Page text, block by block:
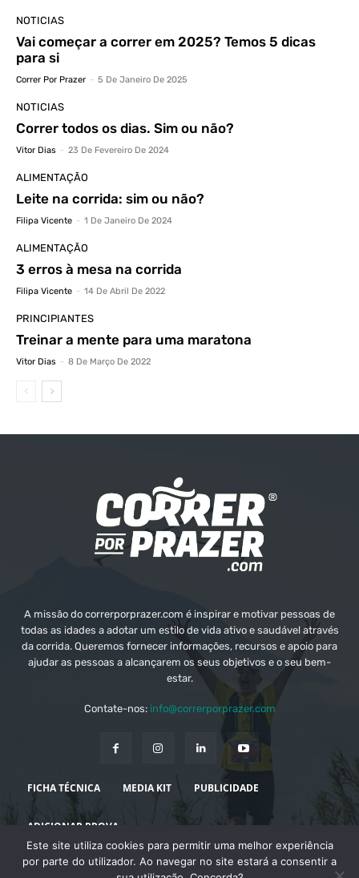
NOTICIAS
Vai começar a correr em 2025? Temos 5 dicas
para si
Correr Por Prazer - 5 De Janeiro De 2025
NOTICIAS
Correr todos os dias. Sim ou não?
Vitor Dias - 23 De Fevereiro De 2024
ALIMENTAÇÃO
Leite na corrida: sim ou não?
Filipa Vicente - 1 De Janeiro De 2024
ALIMENTAÇÃO
3 erros à mesa na corrida
Filipa Vicente - 14 De Abril De 2022
PRINCIPIANTES
Treinar a mente para uma maratona
Vitor Dias - 8 De Março De 2022
A missão do correrporprazer.com é inspirar e motivar pessoas de
todas as idades a adotar um estilo de vida ativo e saudável através
da corrida. Queremos fornecer informações, recursos e apoio para
ajudar as pessoas a alcançarem os seus objetivos e o seu bem-
estar.
Contate-nos: info@correrporprazer.com
FICHA TÉCNICA MEDIA KIT PUBLICIDADE
ADICIONAR PROVA
© Copyright - Correr Por Prazer 2008 - 2026
Este site utiliza cookies para permitir uma melhor experiência
por parte do utilizador. Ao navegar no site estará a consentir a